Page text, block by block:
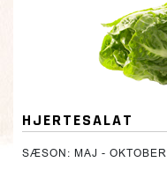
HJERTESALAT
SÆSON: MAJ - OKTOBER